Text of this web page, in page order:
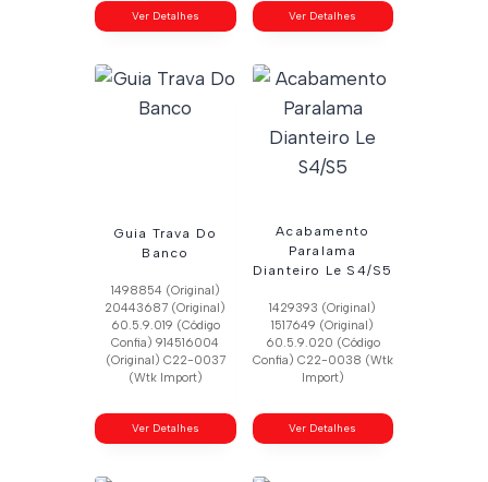
Ver Detalhes Ver Detalhes
Guia Trava Do
Banco
1498854 (Original)
20443687 (Original)
60.5.9.019 (Código
Confia) 914516004
(Original) C22-0037
(Wtk Import)
Ver Detalhes
Acabamento
Paralama
Dianteiro Le S4/S5
1429393 (Original)
1517649 (Original)
60.5.9.020 (Código
Confia) C22-0038 (Wtk
Import)
Ver Detalhes